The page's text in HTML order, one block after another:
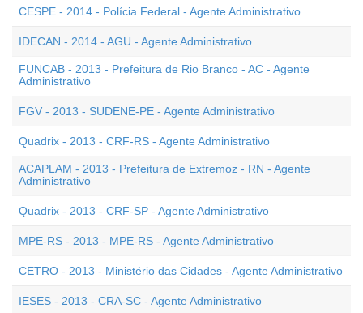
CESPE - 2014 - Polícia Federal - Agente Administrativo
IDECAN - 2014 - AGU - Agente Administrativo
FUNCAB - 2013 - Prefeitura de Rio Branco - AC - Agente
Administrativo
FGV - 2013 - SUDENE-PE - Agente Administrativo
Quadrix - 2013 - CRF-RS - Agente Administrativo
ACAPLAM - 2013 - Prefeitura de Extremoz - RN - Agente
Administrativo
Quadrix - 2013 - CRF-SP - Agente Administrativo
MPE-RS - 2013 - MPE-RS - Agente Administrativo
CETRO - 2013 - Ministério das Cidades - Agente Administrativo
IESES - 2013 - CRA-SC - Agente Administrativo